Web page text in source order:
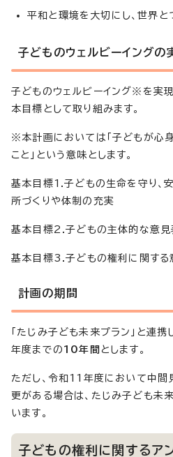
平和と環境を大切にし、世界と
子どものウェルビーイング
子どものウェルビーイング※を実
本目標として取り組みます。
※本計画においては「子どもが心
こと」という意味とします。
基本目標1.子どもの生命を守り、
所づくりや体制の充実
基本目標2.子どもの主体的な意見
基本目標3.子どもの権利に関する
計画の期間
「たじみ子ども未来プラン」と連
年度までの 10年間 とします。
ただし、令和11年度において中間
更がある場合は、たじみ子ども未
います。
子どもの権利に関するア